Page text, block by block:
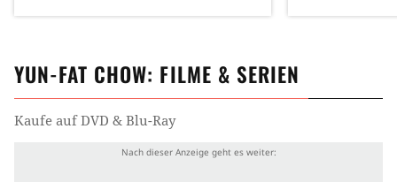
YUN-FAT CHOW: FILME & SERIEN
Kaufe auf DVD & Blu-Ray